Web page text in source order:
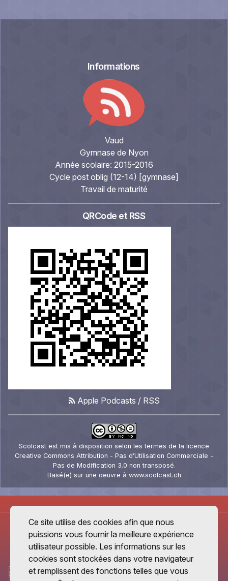
Informations
Vaud
Gymnase de Nyon
Année scolaire: 2015-2016
Cycle post oblig (12-14) [gymnase]
Travail de maturité
QRCode et RSS
Apple Podcasts / RSS
Scolcast est mis à disposition selon les termes de la licence
Creative Commons Attribution - Pas d’Utilisation Commerciale -
Pas de Modification 3.0 non transposé.
Basé(e) sur une oeuvre à www.scolcast.ch
Ce site utilise des cookies afin que nous
puissions vous fournir la meilleure expérience
utilisateur possible. Les informations sur les
cookies sont stockées dans votre navigateur
et remplissent des fonctions telles que vous